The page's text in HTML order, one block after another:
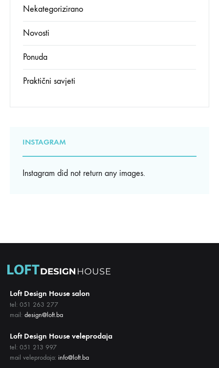
Nekategorizirano
Novosti
Ponuda
Praktični savjeti
INSTAGRAM
Instagram did not return any images.
Loft Design House salon
tel: 051 263 277
mail: design@loft.ba
Loft Design House veleprodaja
tel: 051 213 997
mail veleprodaja: info@loft.ba